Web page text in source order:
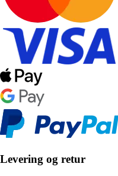
Levering og retur